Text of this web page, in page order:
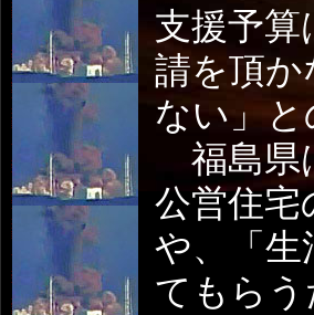
支援予算
請を頂か
ない」
福島県
公営住宅
や、「生
てもら